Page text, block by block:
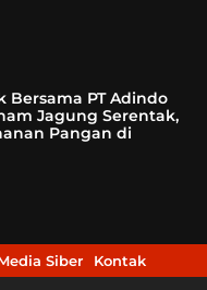
Bersama PT Adindo
Jagung Serentak,
Pangan di
Siber Kontak